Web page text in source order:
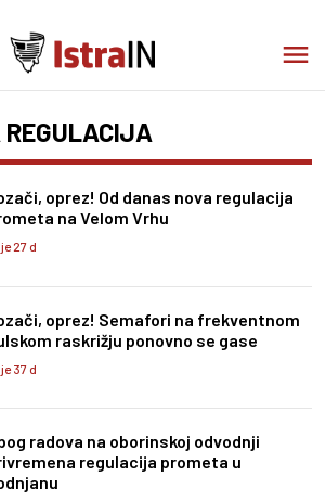
REGULACIJA
oprez! Od danas nova regulacija
na Velom Vrhu
27 d
oprez! Semafori na frekventnom
raskrižju ponovno se gase
37 d
radova na oborinskoj odvodnji
regulacija prometa u